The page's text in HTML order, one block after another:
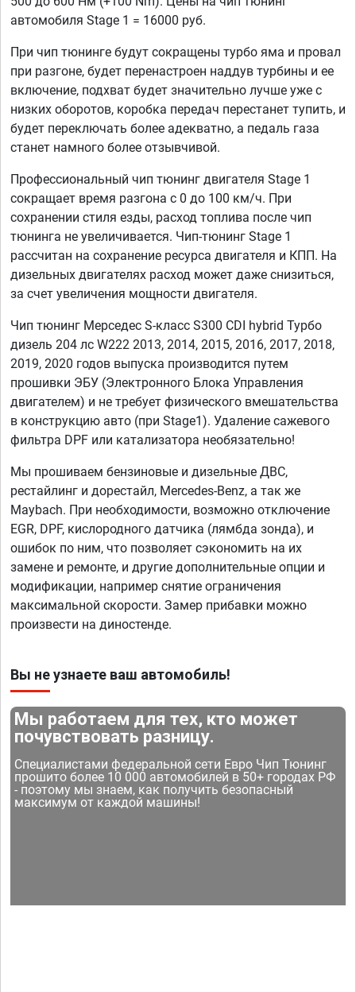
автомобиля Stage 1 = 16000 руб.
При чип тюнинге будут сокращены турбо яма и провал
при разгоне, будет перенастроен наддув турбины и ее
включение, подхват будет значительно лучше уже с
низких оборотов, коробка передач перестанет тупить, и
будет переключать более адекватно, а педаль газа
станет намного более отзывчивой.
Профессиональный чип тюнинг двигателя Stage 1
сокращает время разгона с 0 до 100 км/ч. При
сохранении стиля езды, расход топлива после чип
тюнинга не увеличивается. Чип-тюнинг Stage 1
рассчитан на сохранение ресурса двигателя и КПП. На
дизельных двигателях расход может даже снизиться,
за счет увеличения мощности двигателя.
Чип тюнинг Мерседес S-класс S300 CDI hybrid Турбо
дизель 204 лс W222 2013, 2014, 2015, 2016, 2017, 2018,
2019, 2020 годов выпуска производится путем
прошивки ЭБУ (Электронного Блока Управления
двигателем) и не требует физического вмешательства
в конструкцию авто (при Stage1). Удаление сажевого
фильтра DPF или катализатора необязательно!
Мы прошиваем бензиновые и дизельные ДВС,
рестайлинг и дорестайл, Mercedes-Benz, а так же
Maybach. При необходимости, возможно отключение
EGR, DPF, кислородного датчика (лямбда зонда), и
ошибок по ним, что позволяет сэкономить на их
замене и ремонте, и другие дополнительные опции и
модификации, например снятие ограничения
максимальной скорости. Замер прибавки можно
произвести на диностенде.
Вы не узнаете ваш автомобиль!
Мы работаем для тех, кто может
почувствовать разницу.
Специалистами федеральной сети Евро Чип Тюнинг
прошито более 10 000 автомобилей в 50+ городах РФ
- поэтому мы знаем, как получить безопасный
максимум от каждой машины!